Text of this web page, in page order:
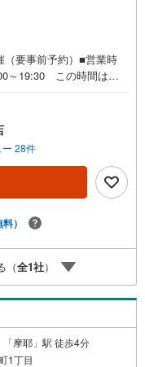
（要事前予約）■営業時
～19:30 この時間はお
した約27m2のルーフバ
ライフも満喫できます。
センチュリー21アクロ
リー21グループで28年
地区仲介実績） 西宮・尼
阪神間での購入や売却は
いますが、お車でのお越
着の当店では2000万円
マンションを始め多数
不動産に掲載しきれな
お問合せください。
28件
）
（全1社）
摩耶」駅 徒歩4分
1丁目